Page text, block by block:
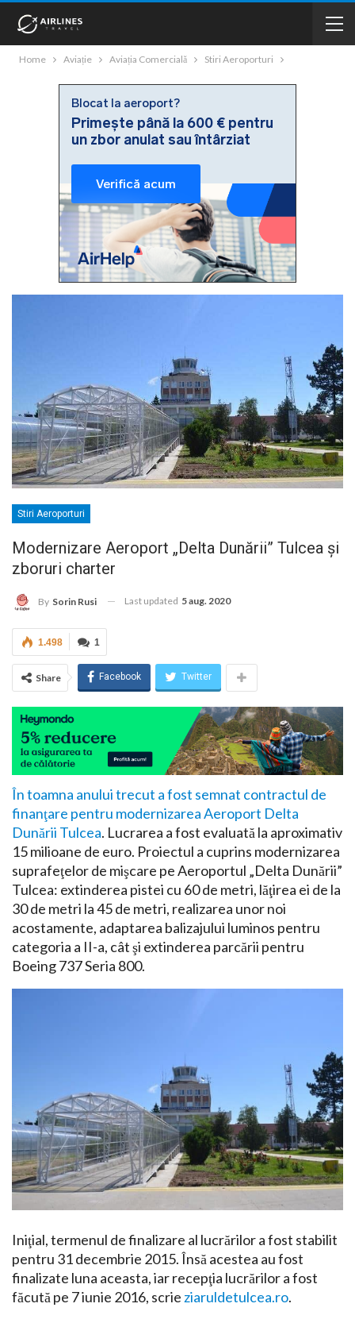
Home Aviație Aviația Comercială Stiri Aeroporturi
Stiri Aeroporturi
Modernizare Aeroport „Delta Dunării” Tulcea şi
zboruri charter
By Sorin Rusi Last updated 5 aug. 2020
1
1.498
Share Facebook Twitter
În toamna anului trecut a fost semnat contractul de
finanţare pentru modernizarea Aeroport Delta
Dunării Tulcea. Lucrarea a fost evaluată la aproximativ
15 milioane de euro. Proiectul a cuprins modernizarea
suprafeţelor de mişcare pe Aeroportul „Delta Dunării”
Tulcea: extinderea pistei cu 60 de metri, lăţirea ei de la
30 de metri la 45 de metri, realizarea unor noi
acostamente, adaptarea balizajului luminos pentru
categoria a II-a, cât şi extinderea parcării pentru
Boeing 737 Seria 800.
Iniţial, termenul de finalizare al lucrărilor a fost stabilit
pentru 31 decembrie 2015. Însă acestea au fost
finalizate luna aceasta, iar recepţia lucrărilor a fost
făcută pe 7 iunie 2016, scrie ziaruldetulcea.ro.